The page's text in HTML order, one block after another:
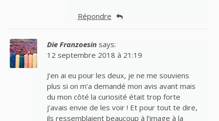
Répondre
Die Franzoesin says:
12 septembre 2018 à 21:19
J’en ai eu pour les deux, je ne me souviens
plus si on m’a demandé mon avis avant mais
du mon côté la curiosité était trop forte
j’avais envie de les voir ! Et pour tout te dire,
ils ressemblaient beaucoup à l’image à la